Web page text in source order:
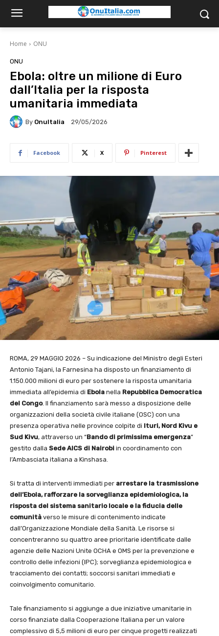
Home ONU
ONU
Ebola: oltre un milione di Euro
dall’Italia per la risposta
umanitaria immediata
By OnuItalia 29/05/2026
Facebook X Pinterest
ROMA, 29 MAGGIO 2026 – Su indicazione del Ministro degli Esteri
Antonio Tajani, la Farnesina ha disposto un finanziamento di
1.150.000 milioni di euro per sostenere la risposta umanitaria
immediata all’epidemia di Ebola nella Repubblica Democratica
del Congo. Il finanziamento sarà messo a disposizione delle
organizzazioni della società civile italiane (OSC) con una
presenza operativa nelle province colpite di Ituri, Nord Kivu e
Sud Kivu, attraverso un “Bando di primissima emergenza”
gestito dalla Sede AICS di Nairobi in coordinamento con
l’Ambasciata italiana a Kinshasa.
Si tratta di interventi immediati per arrestare la trasmissione
dell’Ebola, rafforzare la sorveglianza epidemiologica, la
risposta del sistema sanitario locale e la fiducia delle
comunità verso le misure di contenimento indicate
dall’Organizzazione Mondiale della Sanità. Le risorse si
concentreranno su quattro aree prioritarie identificate dalle
agenzie delle Nazioni Unite OCHA e OMS per la prevenzione e
controllo delle infezioni (IPC); sorveglianza epidemiologica e
tracciamento dei contatti; soccorsi sanitari immediati e
coinvolgimento comunitario.
Tale finanziamento si aggiunge a due iniziative umanitarie in
corso finanziate dalla Cooperazione Italiana per un valore
complessivo di 5,5 milioni di euro per cinque progetti realizzati